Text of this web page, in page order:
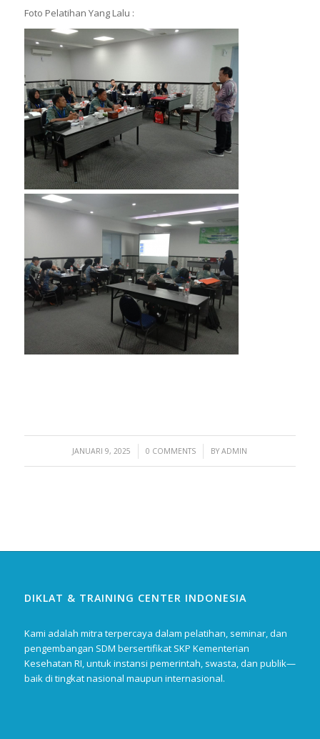
Foto Pelatihan Yang Lalu :
JANUARI 9, 2025
/ 0 COMMENTS
/ BYADMIN
DIKLAT & TRAINING CENTER INDONESIA
Kami adalah mitra terpercaya dalam pelatihan, seminar, dan
pengembangan SDM bersertifikat SKP Kementerian
Kesehatan RI, untuk instansi pemerintah, swasta, dan publik—
baik di tingkat nasional maupun internasional.